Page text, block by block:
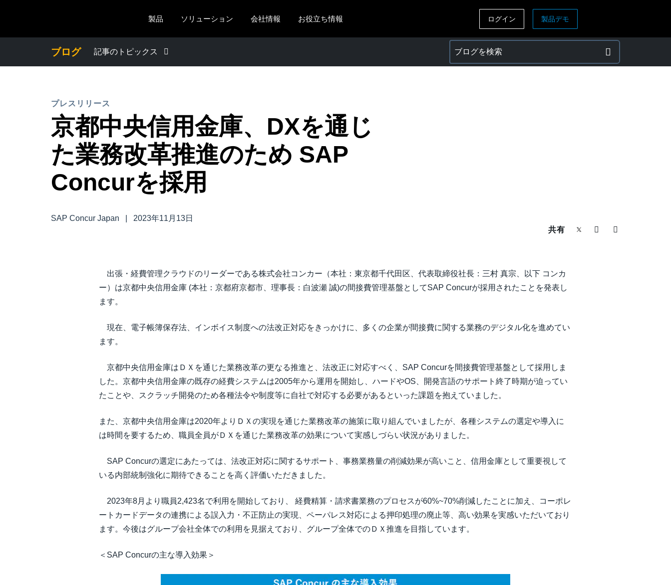
製品
ソリューション 会社情報 お役立ち情報
México (Español)
Brasil (Português)
Norway (English)
ASIA PACIFIC
ログイン 製品デモ
ブログ 記事のトピックス
電子帳簿保存法・インボイス制度
経理・総務の豆知識
導入事例
サステナビリティ
自治体・公共機関・教育機関等
プレスリリース
京都中央信用金庫、DXを通じ
た業務改革推進のため SAP
Concurを採用
SAP Concur Japan
2023年11月13日
共有
出張・経費管理クラウドのリーダーである株式会社コンカー（本社：東京都千代田区、代表取締役社長：三村 真宗、以下 コンカ
ー）は京都中央信用金庫 (本社：京都府京都市、理事長：白波瀬 誠)の間接費管理基盤としてSAP Concurが採用されたことを発表し
ます。
現在、電子帳簿保存法、インボイス制度への法改正対応をきっかけに、多くの企業が間接費に関する業務のデジタル化を進めてい
ます。
京都中央信用金庫はＤＸを通じた業務改革の更なる推進と、法改正に対応すべく、SAP Concurを間接費管理基盤として採用しま
した。京都中央信用金庫の既存の経費システムは2005年から運用を開始し、ハードやOS、開発言語のサポート終了時期が迫ってい
たことや、スクラッチ開発のため各種法令や制度等に自社で対応する必要があるといった課題を抱えていました。
また、京都中央信用金庫は2020年よりＤＸの実現を通じた業務改革の施策に取り組んでいましたが、各種システムの選定や導入に
は時間を要するため、職員全員がＤＸを通じた業務改革の効果について実感しづらい状況がありました。
SAP Concurの選定にあたっては、法改正対応に関するサポート、事務業務量の削減効果が高いこと、信用金庫として重要視して
いる内部統制強化に期待できることを高く評価いただきました。
2023年8月より職員2,423名で利用を開始しており、 経費精算・請求書業務のプロセスが60%~70%削減したことに加え、コーポレ
ートカードデータの連携による誤入力・不正防止の実現、ペーパレス対応による押印処理の廃止等、高い効果を実感いただいており
ます。今後はグループ会社全体での利用を見据えており、グループ全体でのＤＸ推進を目指しています。
＜SAP Concurの主な導入効果＞